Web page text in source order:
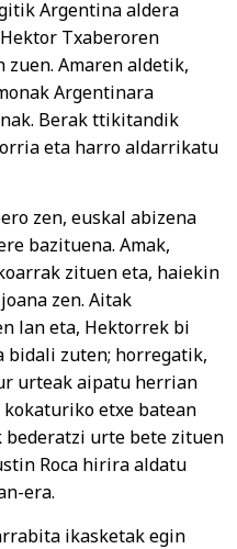
Argentina aldera
Txaberoren
zuen. Amaren aldetik,
Argentinara
Berak ttikitandik
eta harro aldarrikatu
zen, euskal abizena
bazituena. Amak,
zituen eta, haiekin
zen. Aitak
lan eta, Hektorrek bi
bidali zuten; horregatik,
urteak aipatu herrian
etxe batean
urte bete zituen
Roca hirira aldatu
era.
ikasketak egin